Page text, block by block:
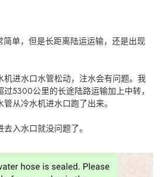
简单，但是长距离陆运运输，还是出现
机进水口水管松动，注水会有问题。我
5300公里的长途陆路运输加上中转，
从冷水机进水口跑了出来。
入水口就没问题了。